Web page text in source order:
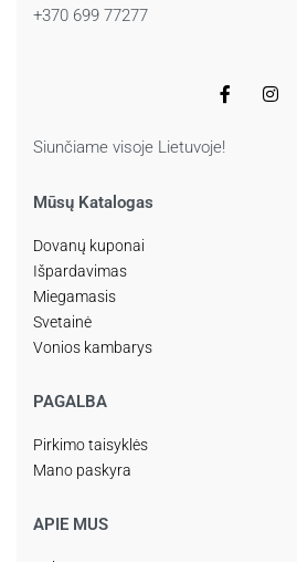
+370 699 77277
Siunčiame visoje Lietuvoje!
Mūsų Katalogas
Dovanų kuponai
Išpardavimas
Miegamasis
Svetainė
Vonios kambarys
PAGALBA
Pirkimo taisyklės
Mano paskyra
APIE MUS